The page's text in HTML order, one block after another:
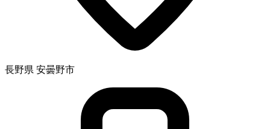
長野県 安曇野市